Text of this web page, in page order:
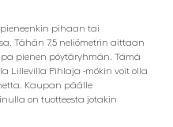
pihaan tai
Tähän 7,5 neliömetrin aittaan
pienen pöytäryhmän. Tämä
Lillevilla Pihlaja -mökin voit olla
Kaupan päälle
on tuotteesta jotakin